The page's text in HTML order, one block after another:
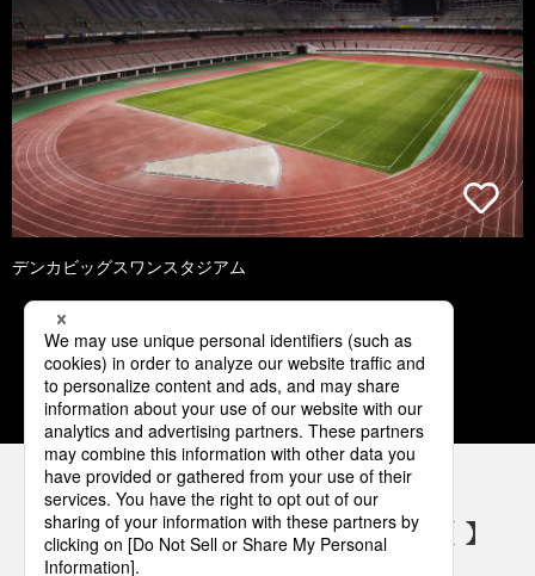
デンカビッグスワンスタジアム
1 2 3 4 5
パナソニックの電気設備 SNSアカウント